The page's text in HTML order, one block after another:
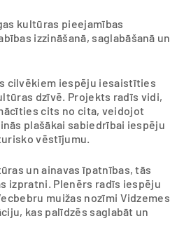
kultūras pieejamības
izzināšanā, saglabāšanā un
cilvēkiem iespēju iesaistīties
dzīvē. Projekts radīs vidi,
cits no cita, veidojot
plašākai sabiedrībai iespēju
vēstījumu.
un ainavas īpatnības, tās
izpratni. Plenērs radīs iespēju
muižas nozīmi Vidzemes
kas palīdzēs saglabāt un